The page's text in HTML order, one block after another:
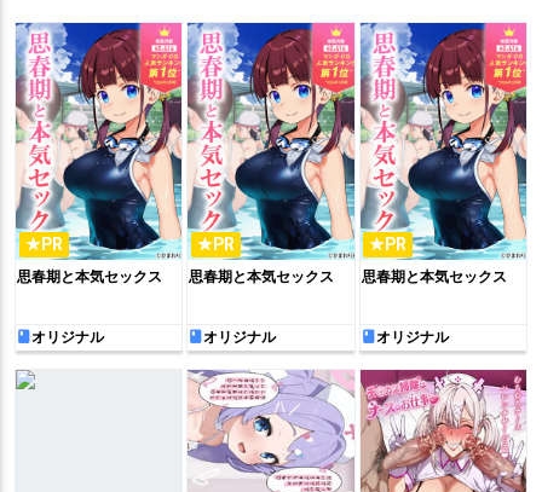
★PR
思春期と本気セックス
オリジナル
★PR
思春期と本気セックス
オリジナル
★PR
思春期と本気セックス
オリジナル